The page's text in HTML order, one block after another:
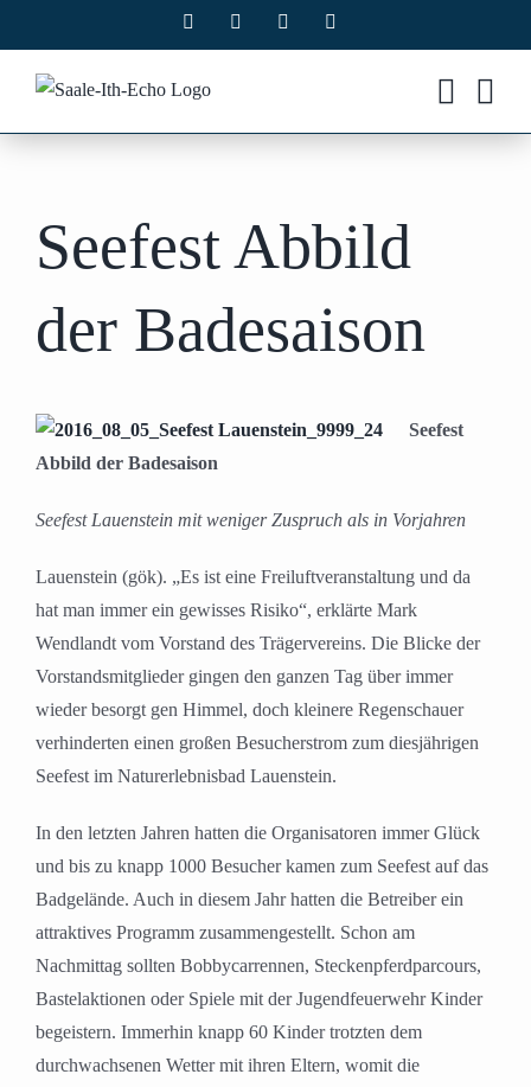
Inhalt
springen
Facebook Instagram
Seefest Abbild
der Badesaison
Seefest
Abbild der Badesaison
Seefest Lauenstein mit weniger Zuspruch als in Vorjahren
Lauenstein (gök). „Es ist eine Freiluftveranstaltung und da
hat man immer ein gewisses Risiko“, erklärte Mark
Wendlandt vom Vorstand des Trägervereins. Die Blicke der
Vorstandsmitglieder gingen den ganzen Tag über immer
wieder besorgt gen Himmel, doch kleinere Regenschauer
verhinderten einen großen Besucherstrom zum diesjährigen
Seefest im Naturerlebnisbad Lauenstein.
In den letzten Jahren hatten die Organisatoren immer Glück
und bis zu knapp 1000 Besucher kamen zum Seefest auf das
Badgelände. Auch in diesem Jahr hatten die Betreiber ein
attraktives Programm zusammengestellt. Schon am
Nachmittag sollten Bobbycarrennen, Steckenpferdparcours,
Bastelaktionen oder Spiele mit der Jugendfeuerwehr Kinder
begeistern. Immerhin knapp 60 Kinder trotzten dem
durchwachsenen Wetter mit ihren Eltern, womit die